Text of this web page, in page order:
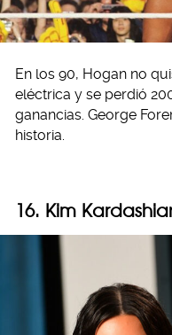
En los 90, Hogan no
eléctrica y se perdió
ganancias. George
historia.
16. Kim